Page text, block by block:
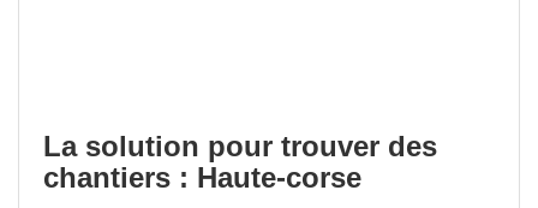
La solution pour trouver des
chantiers : Haute-corse